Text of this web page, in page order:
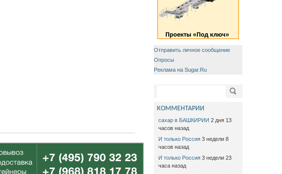
Отправить личное сообщение
Опросы
Реклама на Sugar.Ru
Поиск
КОММЕНТАРИИ
сахар в БАШКИРИИ 2 дня 13
часов назад
И только Россия 3 недели 8
часов назад
И только Россия 3 недели 23
часа назад